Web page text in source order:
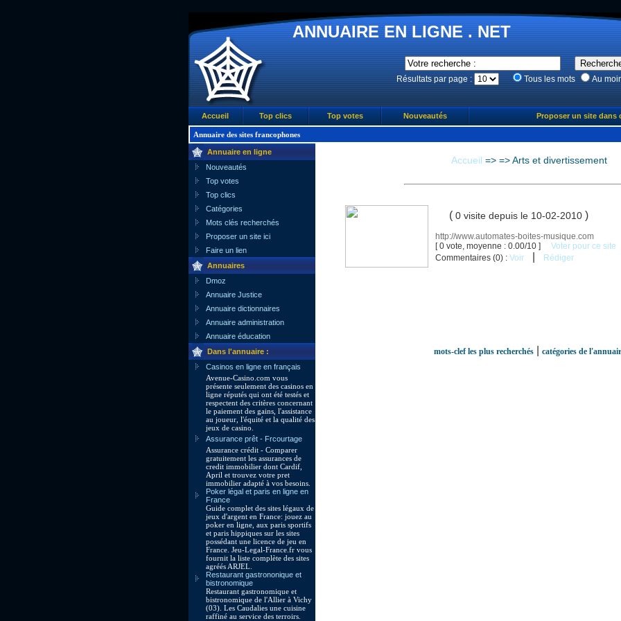
ANNUAIRE EN LIGNE . NET
Résultats par page : Tous les mots Au
Accueil Top clics Top votes Nouveautés Proposer un site dans
Annuaire des sites francophones
Annuaire en ligne
Nouveautés
Top votes
Top clics
Catégories
Mots clés recherchés
Proposer un site ici
Faire un lien
Annuaires
Dmoz
Annuaire Justice
Annuaire dictionnaires
Annuaire administration
Annuaire éducation
Dans l'annuaire :
Casinos en ligne en français
Avenue-Casino.com vous
présente seulement des casinos en
ligne réputés qui ont été testés et
respectent des critères concernant
le paiement des gains, l'assistance
au joueur, l'équité et la qualité des
jeux de casino.
Assurance prêt - Frcourtage
Assurance crédit - Comparer
gratuitement les assurances de
credit immobilier dont Cardif,
April et trouvez votre pret
immobilier adapté à vos besoins.
Poker légal et paris en ligne en
France
Guide complet des sites légaux de
jeux d'argent en France: jouez au
poker en ligne, aux paris sportifs
et paris hippiques sur les sites
possédant une licence de jeu en
France. Jeu-Legal-France.fr vous
fournit la liste complète des sites
agréés ARJEL.
Restaurant gastrononique et
bistronomique
Restaurant gastronomique et
bistronomique de l'Allier à Vichy
(03). Les Caudalies une cuisine
raffiné au service des terroirs.
Accueil => =>Arts et divertissement
( 0 visite depuis le 10-02-2010 )
http://www.automates-boites-musique.com
[ 0 vote, moyenne : 0.00/10 ] Voter pour ce site
Commentaires (0) : Voir Rédiger
mots-clef les plus recherchés| catégories de